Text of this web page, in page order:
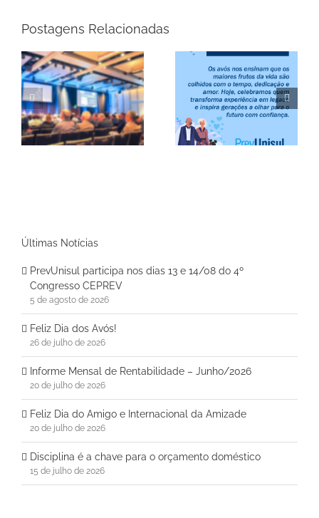
Postagens Relacionadas
Feliz Dia dos Avós!
Informe Mensal de
Rentabilidade –
Junho/2026
Últimas Notícias
PrevUnisul participa nos dias 13 e 14/08 do 4º
Congresso CEPREV
5 de agosto de 2026
Feliz Dia dos Avós!
26 de julho de 2026
Informe Mensal de Rentabilidade – Junho/2026
20 de julho de 2026
Feliz Dia do Amigo e Internacional da Amizade
20 de julho de 2026
Disciplina é a chave para o orçamento doméstico
15 de julho de 2026